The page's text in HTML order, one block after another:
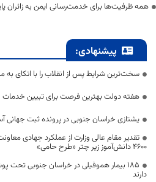
همه ظرفیت‌ها برای خدمت‌رسانی ایمن به زائران
پیشنهادی:
سخت‌ترین شرایط پس از انقلاب را با اتکای
هفته دولت بهترین فرصت برای تبیین
یشتازی خراسان جنوبی در پرونده ثبت جهانی
تقدیر مقام عالی وزارت از عملکرد جهادی
۴۶۰۰ دانش‌آموز زیر چتر «طرح حامی»
۱۸۵ بیمار هموفیلی در خراسان جنوبی
دارند